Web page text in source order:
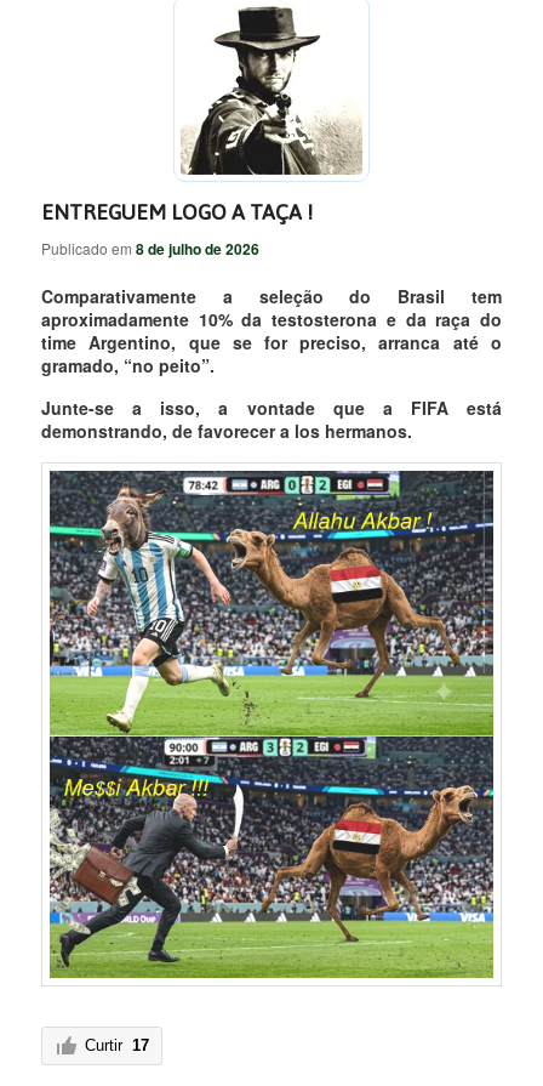
ENTREGUEM LOGO A TAÇA !
Publicado em8 de julho de 2026
Comparativamente a seleção do Brasil tem
aproximadamente 10% da testosterona e da raça do
time Argentino, que se for preciso, arranca até o
gramado, “no peito”.
Junte-se a isso, a vontade que a FIFA está
demonstrando, de favorecer a los hermanos.
Curtir 17